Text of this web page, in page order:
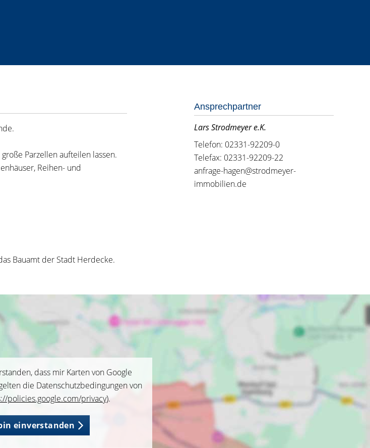
Parzellen aufteilen lassen.
Reihen- und
Bauamt der Stadt Herdecke.
Ansprechpartner
Lars Strodmeyer e.K.
Telefon: 02331-92209-0
Telefax: 02331-92209-22
anfrage-hagen@strodmeyer-
immobilien.de
dass mir Karten von Google
die Datenschutzbedingungen von
policies.google.com/privacy).
einverstanden